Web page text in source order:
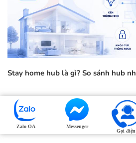
Stay home hub là gì? So sánh hub
Zalo OA
Messenger
Gọi điện